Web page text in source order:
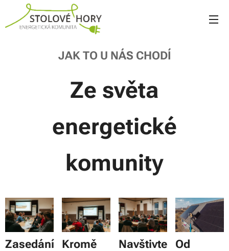
JAK TO U NÁS CHODÍ
Ze světa
energetické
komunity
Zasedání
Kromě
Navštivte
Od